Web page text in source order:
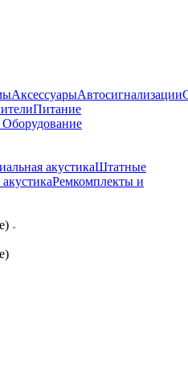
АксессуарыАвтосигнализации
Питание
акустикаШтатные
Ремкомплекты и